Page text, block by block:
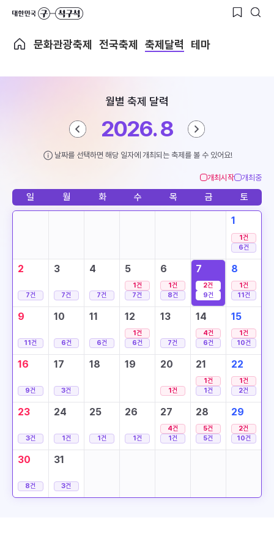
문화관광축제 전국축제 축제달력 테마
월별 축제 달력
2026. 8
날짜를 선택하면 해당 일자에 개최되는 축제를 볼 수 있어요!
개최시작 개최중
일 월 화 수 목 금 토
1
1건
6건
2
7건
3
7건
4
7건
5
1건
7건
6
1건
8건
7
2건
9건
8
1건
11건
9
11건
10
6건
11
6건
12
1건
6건
13
7건
14
4건
6건
15
1건
10건
16
9건
17
3건
18 19 20
1건
21
1건
1건
22
1건
2건
23
3건
24
1건
25
1건
26
1건
27
4건
1건
28
5건
5건
29
2건
10건
30
8건
31
3건